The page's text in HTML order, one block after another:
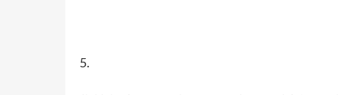
5.